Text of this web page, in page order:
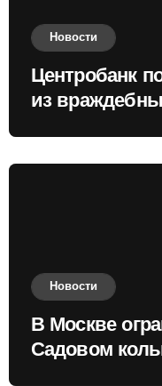
Новости
Центробанк
из
Новости
В Москве
Садовом